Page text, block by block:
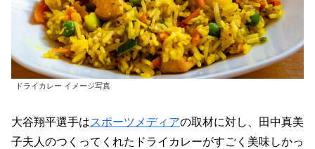
ドライカレー イメージ写真
大谷翔平選手はスポーツメディアの取材に対し、田中真美
子夫人のつくってくれたドライカレーがすごく美味しかっ